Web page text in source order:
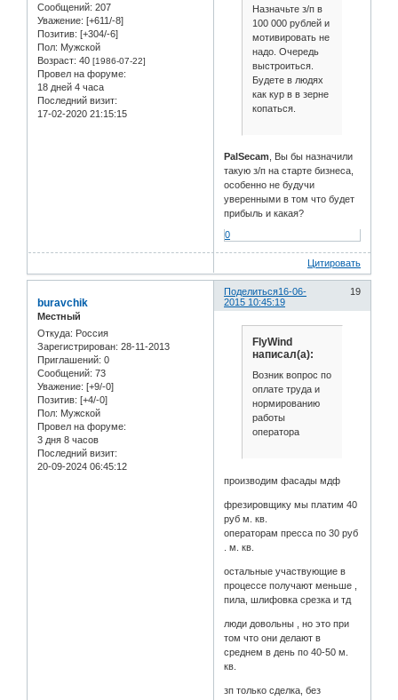
Сообщений: 207
Уважение: [+611/-8]
Позитив: [+304/-6]
Пол: Мужской
Возраст: 40 [1986-07-22]
Провел на форуме:
18 дней 4 часа
Последний визит:
17-02-2020 21:15:15
Назначьте з/п в
100 000 рублей и
мотивировать не
надо. Очередь
выстроиться.
Будете в людях
как кур в в зерне
копаться.
PalSecam , Вы бы назначили
такую з/п на старте бизнеса,
особенно не будучи
уверенными в том что будет
прибыль и какая?
0
Цитировать
Поделиться 19
16-06-
2015 10:45:19
buravchik
Местный
Откуда: Россия
Зарегистрирован: 28-11-2013
Приглашений: 0
Сообщений: 73
Уважение: [+9/-0]
Позитив: [+4/-0]
Пол: Мужской
Провел на форуме:
3 дня 8 часов
Последний визит:
20-09-2024 06:45:12
FlyWind
написал(а):
Возник вопрос по
оплате труда и
нормированию
работы
оператора
производим фасады мдф
фрезировщику мы платим 40
руб м. кв.
операторам пресса по 30 руб
. м. кв.
остальные участвующие в
процессе получают меньше ,
пила, шлифовка срезка и тд
люди довольны , но это при
том что они делают в
среднем в день по 40-50 м.
кв.
зп только сделка, без